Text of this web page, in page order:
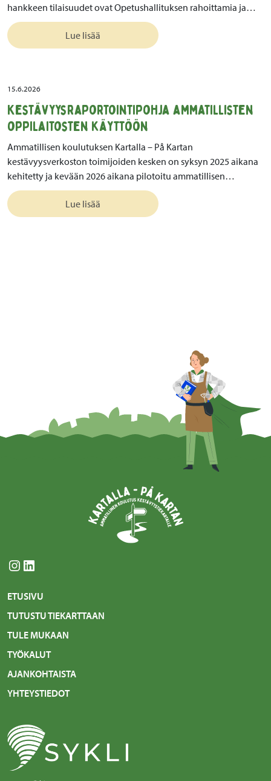
hankkeen tilaisuudet ovat Opetushallituksen rahoittamia ja…
Lue lisää
15.6.2026
Kestävyysraportointipohja ammatillisten
oppilaitosten käyttöön
Ammatillisen koulutuksen Kartalla – På Kartan
kestävyysverkoston toimijoiden kesken on syksyn 2025 aikana
kehitetty ja kevään 2026 aikana pilotoitu ammatillisen…
Lue lisää
Instagram LinkedIn
ETUSIVU
TUTUSTU TIEKARTTAAN
TULE MUKAAN
TYÖKALUT
AJANKOHTAISTA
YHTEYSTIEDOT